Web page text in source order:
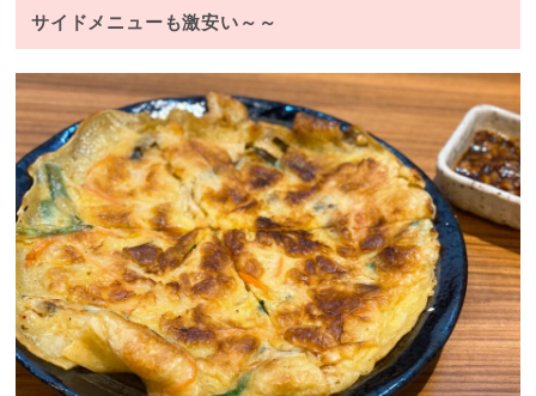
サイドメニューも激安い～～